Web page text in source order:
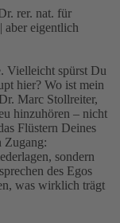
rer. nat. für
aber eigentlich
Vielleicht spürst Du
hier? Wo ist mein
Marc Stollreiter,
hinzuhören – nicht
Flüstern Deines
Zugang:
sondern
des Egos
was wirklich trägt